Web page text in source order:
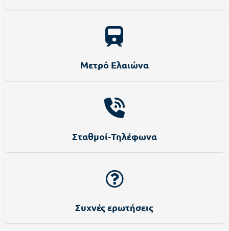
Μετρό Ελαιώνα
Σταθμοί-Τηλέφωνα
Συχνές ερωτήσεις